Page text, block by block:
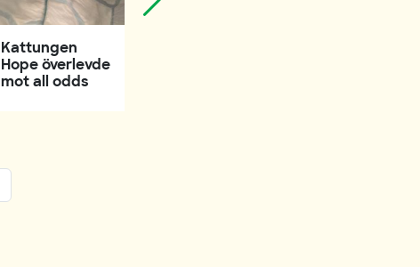
Kattungen
Hope överlevde
mot all odds